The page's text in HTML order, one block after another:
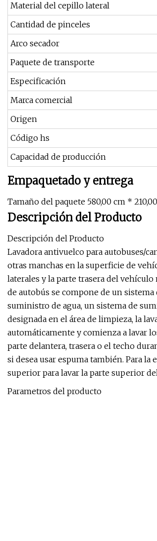
Material del cepillo lateral
Cantidad de pinceles
Arco secador
Paquete de transporte
Especificación
Marca comercial
Origen
Código hs
Capacidad de producción
Empaquetado y entrega
Tamaño del paquete 580,00 cm *
Descripción del Producto
Descripción del Producto
Lavadora antivuelco para autobuses/
otras manchas en la superficie de
laterales y la parte trasera del
de autobús se compone de un
suministro de agua, un sistema de
designada en el área de limpieza, la
automáticamente y comienza a lavar
parte delantera, trasera o el techo
si desea usar espuma también. Para
superior para lavar la parte superior
Parametros del producto